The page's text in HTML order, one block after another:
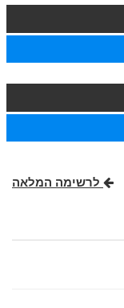
לרשימה המלאה